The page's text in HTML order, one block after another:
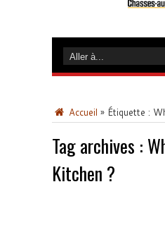
Accueil » Étiquette :
Tag archives :
Kitchen ?